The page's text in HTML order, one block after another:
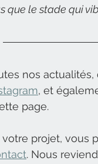
que le stade qui
nos
, et
page.
projet, vous
. Nous